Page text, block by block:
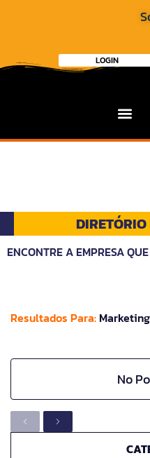
LOGIN
ENCONTRE A EMPRESA
Resultados Para:
No